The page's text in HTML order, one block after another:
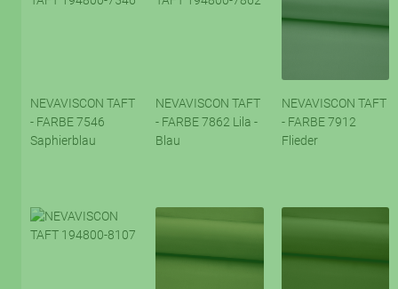
NEVAVISCON TAFT
- FARBE 7546
Saphierblau
NEVAVISCON TAFT
- FARBE 7862 Lila -
Blau
NEVAVISCON TAFT
- FARBE 7912
Flieder